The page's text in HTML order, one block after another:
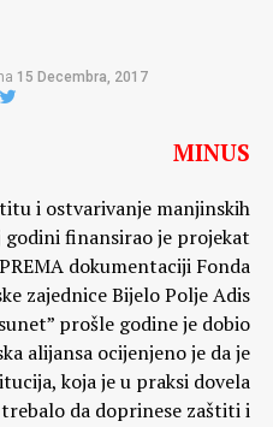
15 Decembra, 2017
MINUS
i ostvarivanje manjinskih
finansirao je projekat
dokumentaciji Fonda
zajednice Bijelo Polje Adis
prošle godine je dobio
alijansa ocijenjeno je da je
koja je u praksi dovela
da doprinese zaštiti i